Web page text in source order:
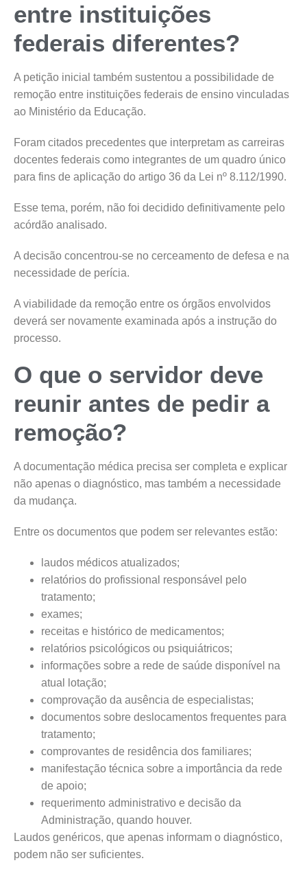
entre instituições
federais diferentes?
A petição inicial também sustentou a possibilidade de
remoção entre instituições federais de ensino vinculadas
ao Ministério da Educação.
Foram citados precedentes que interpretam as carreiras
docentes federais como integrantes de um quadro único
para fins de aplicação do artigo 36 da Lei nº 8.112/1990.
Esse tema, porém, não foi decidido definitivamente pelo
acórdão analisado.
A decisão concentrou-se no cerceamento de defesa e na
necessidade de perícia.
A viabilidade da remoção entre os órgãos envolvidos
deverá ser novamente examinada após a instrução do
processo.
O que o servidor deve
reunir antes de pedir a
remoção?
A documentação médica precisa ser completa e explicar
não apenas o diagnóstico, mas também a necessidade
da mudança.
Entre os documentos que podem ser relevantes estão:
laudos médicos atualizados;
relatórios do profissional responsável pelo
tratamento;
exames;
receitas e histórico de medicamentos;
relatórios psicológicos ou psiquiátricos;
informações sobre a rede de saúde disponível na
atual lotação;
comprovação da ausência de especialistas;
documentos sobre deslocamentos frequentes para
tratamento;
comprovantes de residência dos familiares;
manifestação técnica sobre a importância da rede
de apoio;
requerimento administrativo e decisão da
Administração, quando houver.
Laudos genéricos, que apenas informam o diagnóstico,
podem não ser suficientes.